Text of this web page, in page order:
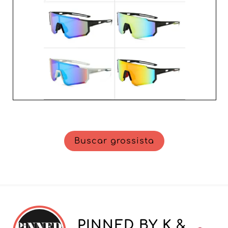
Buscar grossista
PINNED BY K &